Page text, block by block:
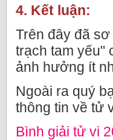
4. Kết luận:
Trên đây đã
trạch tam yếu"
ảnh hưởng ít
Ngoài ra quý
thông tin về tử
Bình giải tử vi